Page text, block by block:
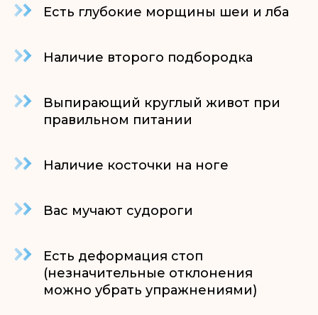
Есть глубокие морщины шеи и лба
Наличие второго подбородка
Выпирающий круглый живот при
правильном питании
Наличие косточки на ноге
Вас мучают судороги
Есть деформация стоп
(незначительные отклонения
можно убрать упражнениями)